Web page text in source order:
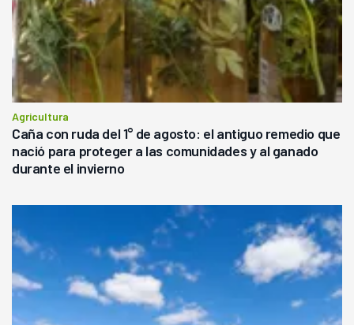
Agricultura
Caña con ruda del 1° de agosto: el antiguo remedio que
nació para proteger a las comunidades y al ganado
durante el invierno